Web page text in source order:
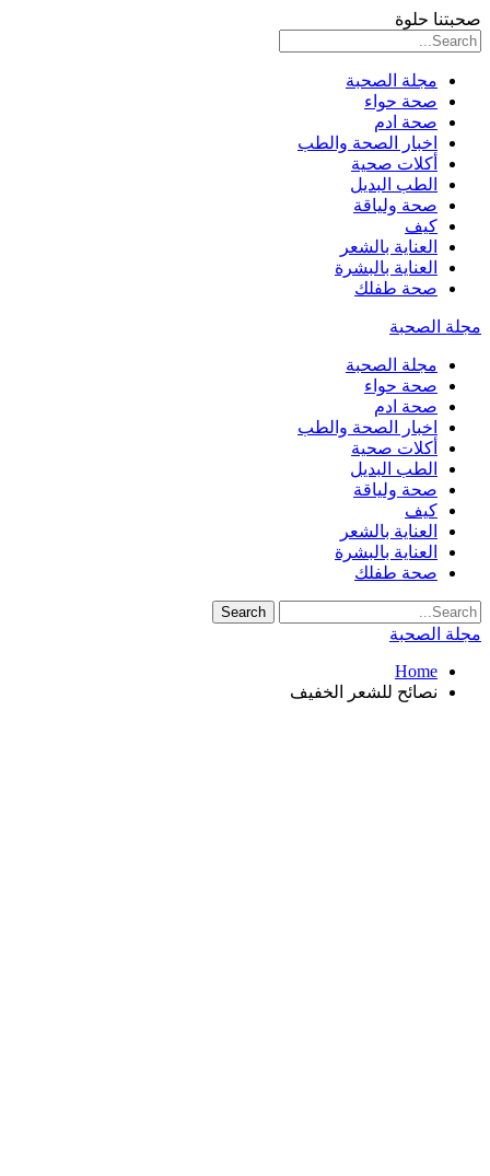
صحبتنا حلوة
مجلة الصحبة
صحة حواء
صحة ادم
اخبار الصحة والطب
أكلات صحية
الطب البديل
صحة ولياقة
كيف
العناية بالشعر
العناية بالبشرة
صحة طفلك
مجلة الصحبة
مجلة الصحبة
صحة حواء
صحة ادم
اخبار الصحة والطب
أكلات صحية
الطب البديل
صحة ولياقة
كيف
العناية بالشعر
العناية بالبشرة
صحة طفلك
مجلة الصحبة
Home
نصائح للشعر الخفيف